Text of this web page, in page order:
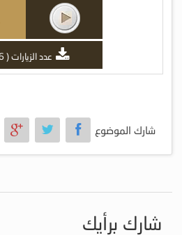
عدد الزيارات ( 436 )
شارك الموضوع
شارك برأيك